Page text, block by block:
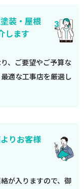
装・屋根
します
、ご要望やご予算な
適な工事店を厳選し
りお客様
が入りますので、御